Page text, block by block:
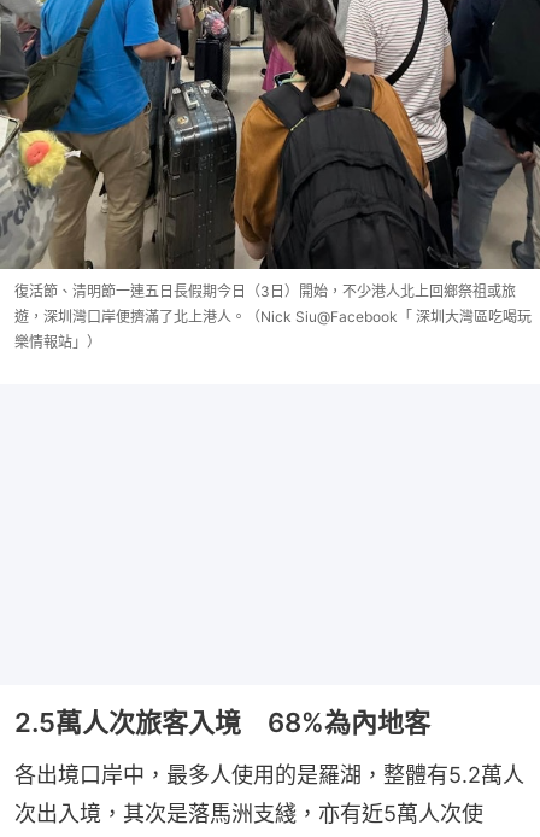
復活節、清明節一連五日長假期今日（3日）開始，不少港人北上回鄉祭祖或旅
遊，深圳灣口岸便擠滿了北上港人。（Nick Siu@Facebook「 深圳大灣區吃喝玩
樂情報站」）
2.5萬人次旅客入境 68%為內地客
各出境口岸中，最多人使用的是羅湖，整體有5.2萬人
次出入境，其次是落馬洲支綫，亦有近5萬人次使